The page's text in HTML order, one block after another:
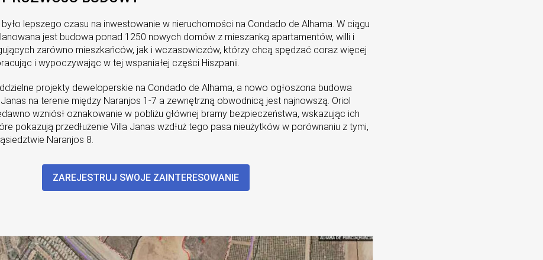
lepszego czasu na inwestowanie w nieruchomości na Condado de Alhama. W ciągu
jest budowa ponad 1250 nowych domów z mieszanką apartamentów, willi i
zarówno mieszkańców, jak i wczasowiczów, którzy chcą spędzać coraz więcej
i wypoczywając w tej wspaniałej części Hiszpanii.
projekty deweloperskie na Condado de Alhama, a nowo ogłoszona budowa
na terenie między Naranjos 1-7 a zewnętrzną obwodnicą jest najnowszą. Oriol
wzniósł oznakowanie w pobliżu głównej bramy bezpieczeństwa, wskazując ich
pokazują przedłużenie Villa Janas wzdłuż tego pasa nieużytków w porównaniu z tymi,
Naranjos 8.
ZAREJESTRUJ SWOJE ZAINTERESOWANIE